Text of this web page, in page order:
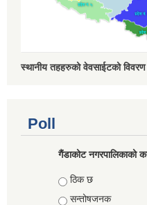
स्थानीय तहहरुको वेवसाईटको विवरण
Poll
गैंडाकोट नगरपालिकाको
Choices
ठिक छ
सन्तोषजनक